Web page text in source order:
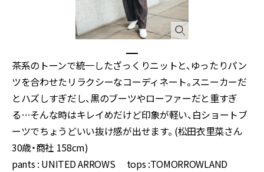
茶系のトーンで統一したざっくりニットと、ゆったりパン
ツを合わせたリラクシーなコーディネート。スニーカーだ
とハズしすぎだし、黒のブーツやローファーだと重すぎ
る…そんな時はキレイめだけど印象が軽い、白ショートブ
ーツでちょうどいい抜け感が出せます。 (松田衣里菜さん
30歳・商社 158cm)
pants : UNITED ARROWS tops :TOMORROWLAND